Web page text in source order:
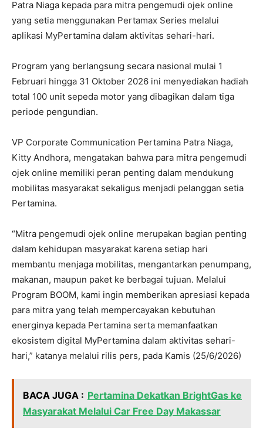
Patra Niaga kepada para mitra pengemudi ojek online
yang setia menggunakan Pertamax Series melalui
aplikasi MyPertamina dalam aktivitas sehari-hari.
Program yang berlangsung secara nasional mulai 1
Februari hingga 31 Oktober 2026 ini menyediakan hadiah
total 100 unit sepeda motor yang dibagikan dalam tiga
periode pengundian.
VP Corporate Communication Pertamina Patra Niaga,
Kitty Andhora, mengatakan bahwa para mitra pengemudi
ojek online memiliki peran penting dalam mendukung
mobilitas masyarakat sekaligus menjadi pelanggan setia
Pertamina.
“Mitra pengemudi ojek online merupakan bagian penting
dalam kehidupan masyarakat karena setiap hari
membantu menjaga mobilitas, mengantarkan penumpang,
makanan, maupun paket ke berbagai tujuan. Melalui
Program BOOM, kami ingin memberikan apresiasi kepada
para mitra yang telah mempercayakan kebutuhan
energinya kepada Pertamina serta memanfaatkan
ekosistem digital MyPertamina dalam aktivitas sehari-
hari,” katanya melalui rilis pers, pada Kamis (25/6/2026)
BACA JUGA : Pertamina Dekatkan BrightGas ke
Masyarakat Melalui Car Free Day Makassar